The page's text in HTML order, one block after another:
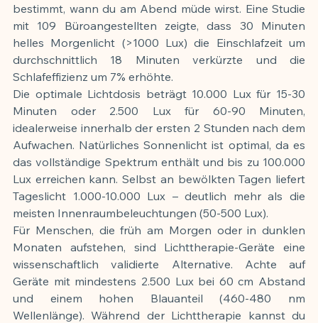
bestimmt, wann du am Abend müde wirst. Eine Studie
mit 109 Büroangestellten zeigte, dass 30 Minuten
helles Morgenlicht (>1000 Lux) die Einschlafzeit um
durchschnittlich 18 Minuten verkürzte und die
Schlafeffizienz um 7% erhöhte.
Die optimale Lichtdosis beträgt 10.000 Lux für 15-30
Minuten oder 2.500 Lux für 60-90 Minuten,
idealerweise innerhalb der ersten 2 Stunden nach dem
Aufwachen. Natürliches Sonnenlicht ist optimal, da es
das vollständige Spektrum enthält und bis zu 100.000
Lux erreichen kann. Selbst an bewölkten Tagen liefert
Tageslicht 1.000-10.000 Lux – deutlich mehr als die
meisten Innenraumbeleuchtungen (50-500 Lux).
Für Menschen, die früh am Morgen oder in dunklen
Monaten aufstehen, sind Lichttherapie-Geräte eine
wissenschaftlich validierte Alternative. Achte auf
Geräte mit mindestens 2.500 Lux bei 60 cm Abstand
und einem hohen Blauanteil (460-480 nm
Wellenlänge). Während der Lichttherapie kannst du